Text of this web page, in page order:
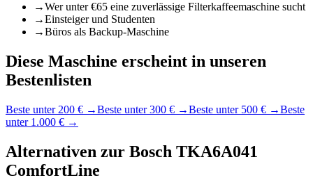
→Wer unter €65 eine zuverlässige Filterkaffeemaschine sucht
→Einsteiger und Studenten
→Büros als Backup-Maschine
Diese Maschine erscheint in unseren
Bestenlisten
Beste unter 200 € →Beste unter 300 € →Beste unter 500 € →Beste
unter 1.000 € →
Alternativen zur Bosch TKA6A041
ComfortLine